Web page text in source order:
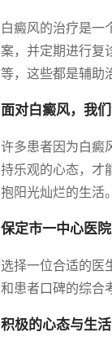
白癜风的治疗是一
案，并定期进行复
等，这些都是辅助
面对白癜风，我
许多患者因为白癜
持乐观的心态，才
抱阳光灿烂的生活。
保定市一中心医
选择一位合适的医
和患者口碑的综合
积极的心态与生